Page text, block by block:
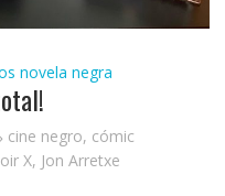
novela negra
cine negro, cómic
X, Jon Arretxe